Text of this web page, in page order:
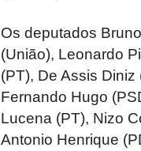
Os deputados
(União), Leonardo
(PT), De Assis
Fernando Hugo
Lucena (PT), Nizo
Antonio Henrique